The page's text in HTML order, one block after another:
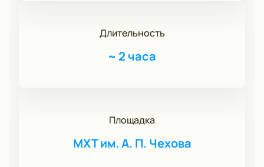
Длительность
~ 2 часа
Площадка
МХТ им. А. П. Чехова